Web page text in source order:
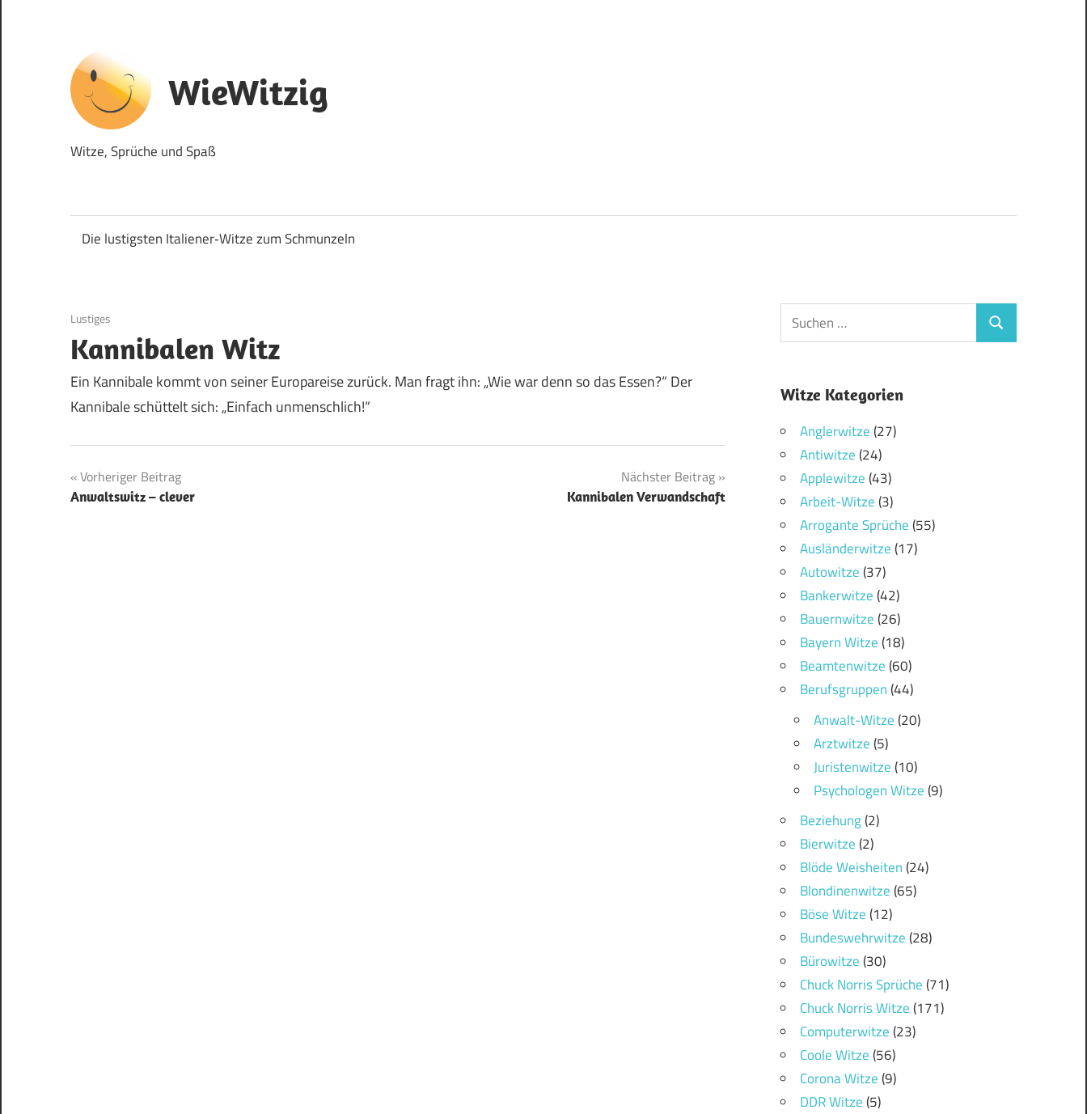
springen
WieWitzig
Witze, Sprüche und Spaß
Die lustigsten Italiener‑Witze zum Schmunzeln
27. November 2021
Lustiges
Kannibalen Witz
Ein Kannibale kommt von seiner Europareise zurück. Man fragt ihn: „Wie war denn so das Essen?“ Der
Kannibale schüttelt sich: „Einfach unmenschlich!“
Beitragsnavigation
Vorheriger Beitrag
Anwaltswitz – clever
Nächster Beitrag
Kannibalen Verwandschaft
Witze Kategorien
Anglerwitze(27)
Antiwitze(24)
Applewitze(43)
Arbeit-Witze(3)
Arrogante Sprüche(55)
Ausländerwitze(17)
Autowitze(37)
Bankerwitze(42)
Bauernwitze(26)
Bayern Witze(18)
Beamtenwitze(60)
Berufsgruppen(44)
Anwalt-Witze(20)
Arztwitze(5)
Juristenwitze(10)
Psychologen Witze(9)
Beziehung(2)
Bierwitze(2)
Blöde Weisheiten(24)
Blondinenwitze(65)
Böse Witze(12)
Bundeswehrwitze(28)
Bürowitze(30)
Chuck Norris Sprüche(71)
Chuck Norris Witze(171)
Computerwitze(23)
Coole Witze(56)
Corona Witze(9)
DDR Witze(5)